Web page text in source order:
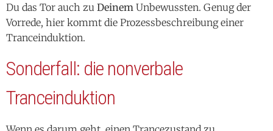
Du das Tor auch zu Deinem Unbewussten. Genug der
Vorrede, hier kommt die Prozessbeschreibung einer
Tranceinduktion.
Sonderfall: die nonverbale
Tranceinduktion